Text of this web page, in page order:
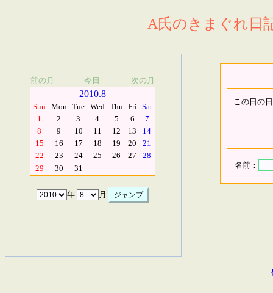
A氏のきまぐれ日
前の月 今日 次の月
2010.8
Sun Mon Tue Wed Thu Fri Sat
1
2 3 4 5 6
7
8
9 10 11 12 13
14
15
16 17 18 19 20
21
22
23 24 25 26 27
28
29
30 31
年 月
この日の
名前：